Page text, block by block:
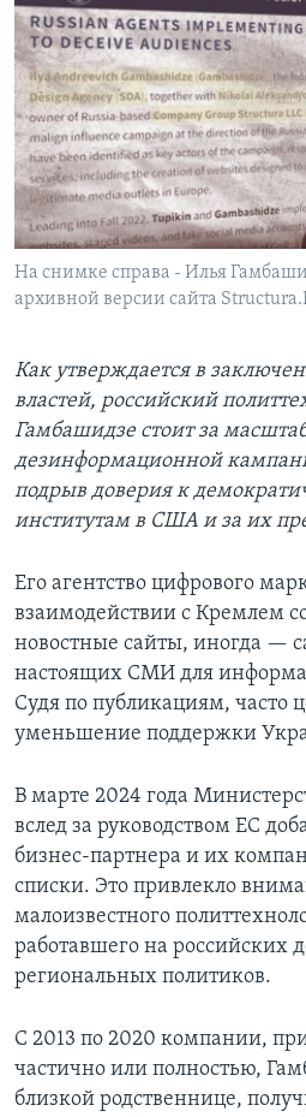
Learning English
СОЦИАЛЬНЫЕ СЕТИ
Языки
На снимке справа - Илья
архивной версии сайта
Как утверждается в
властей, российский
Гамбашидзе стоит за
дезинформационной
подрыв доверия к
институтам в США и за их
Его агентство цифрового
взаимодействии с Кремлем
новостные сайты, иногда —
настоящих СМИ для
Судя по публикациям, часто
уменьшение поддержки
В марте 2024 года
вслед за руководством ЕС
бизнес-партнера и их
списки. Это привлекло
малоизвестного
работавшего на российских
региональных политиков.
С 2013 по 2020 компании,
частично или полностью,
близкой родственнице,